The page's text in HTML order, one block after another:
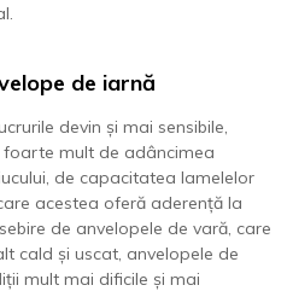
de iarnă
devin și mai sensibile,
mult de adâncimea
de capacitatea lamelelor
acestea oferă aderență la
de anvelopele de vară, care
cald și uscat, anvelopele de
mult mai dificile și mai